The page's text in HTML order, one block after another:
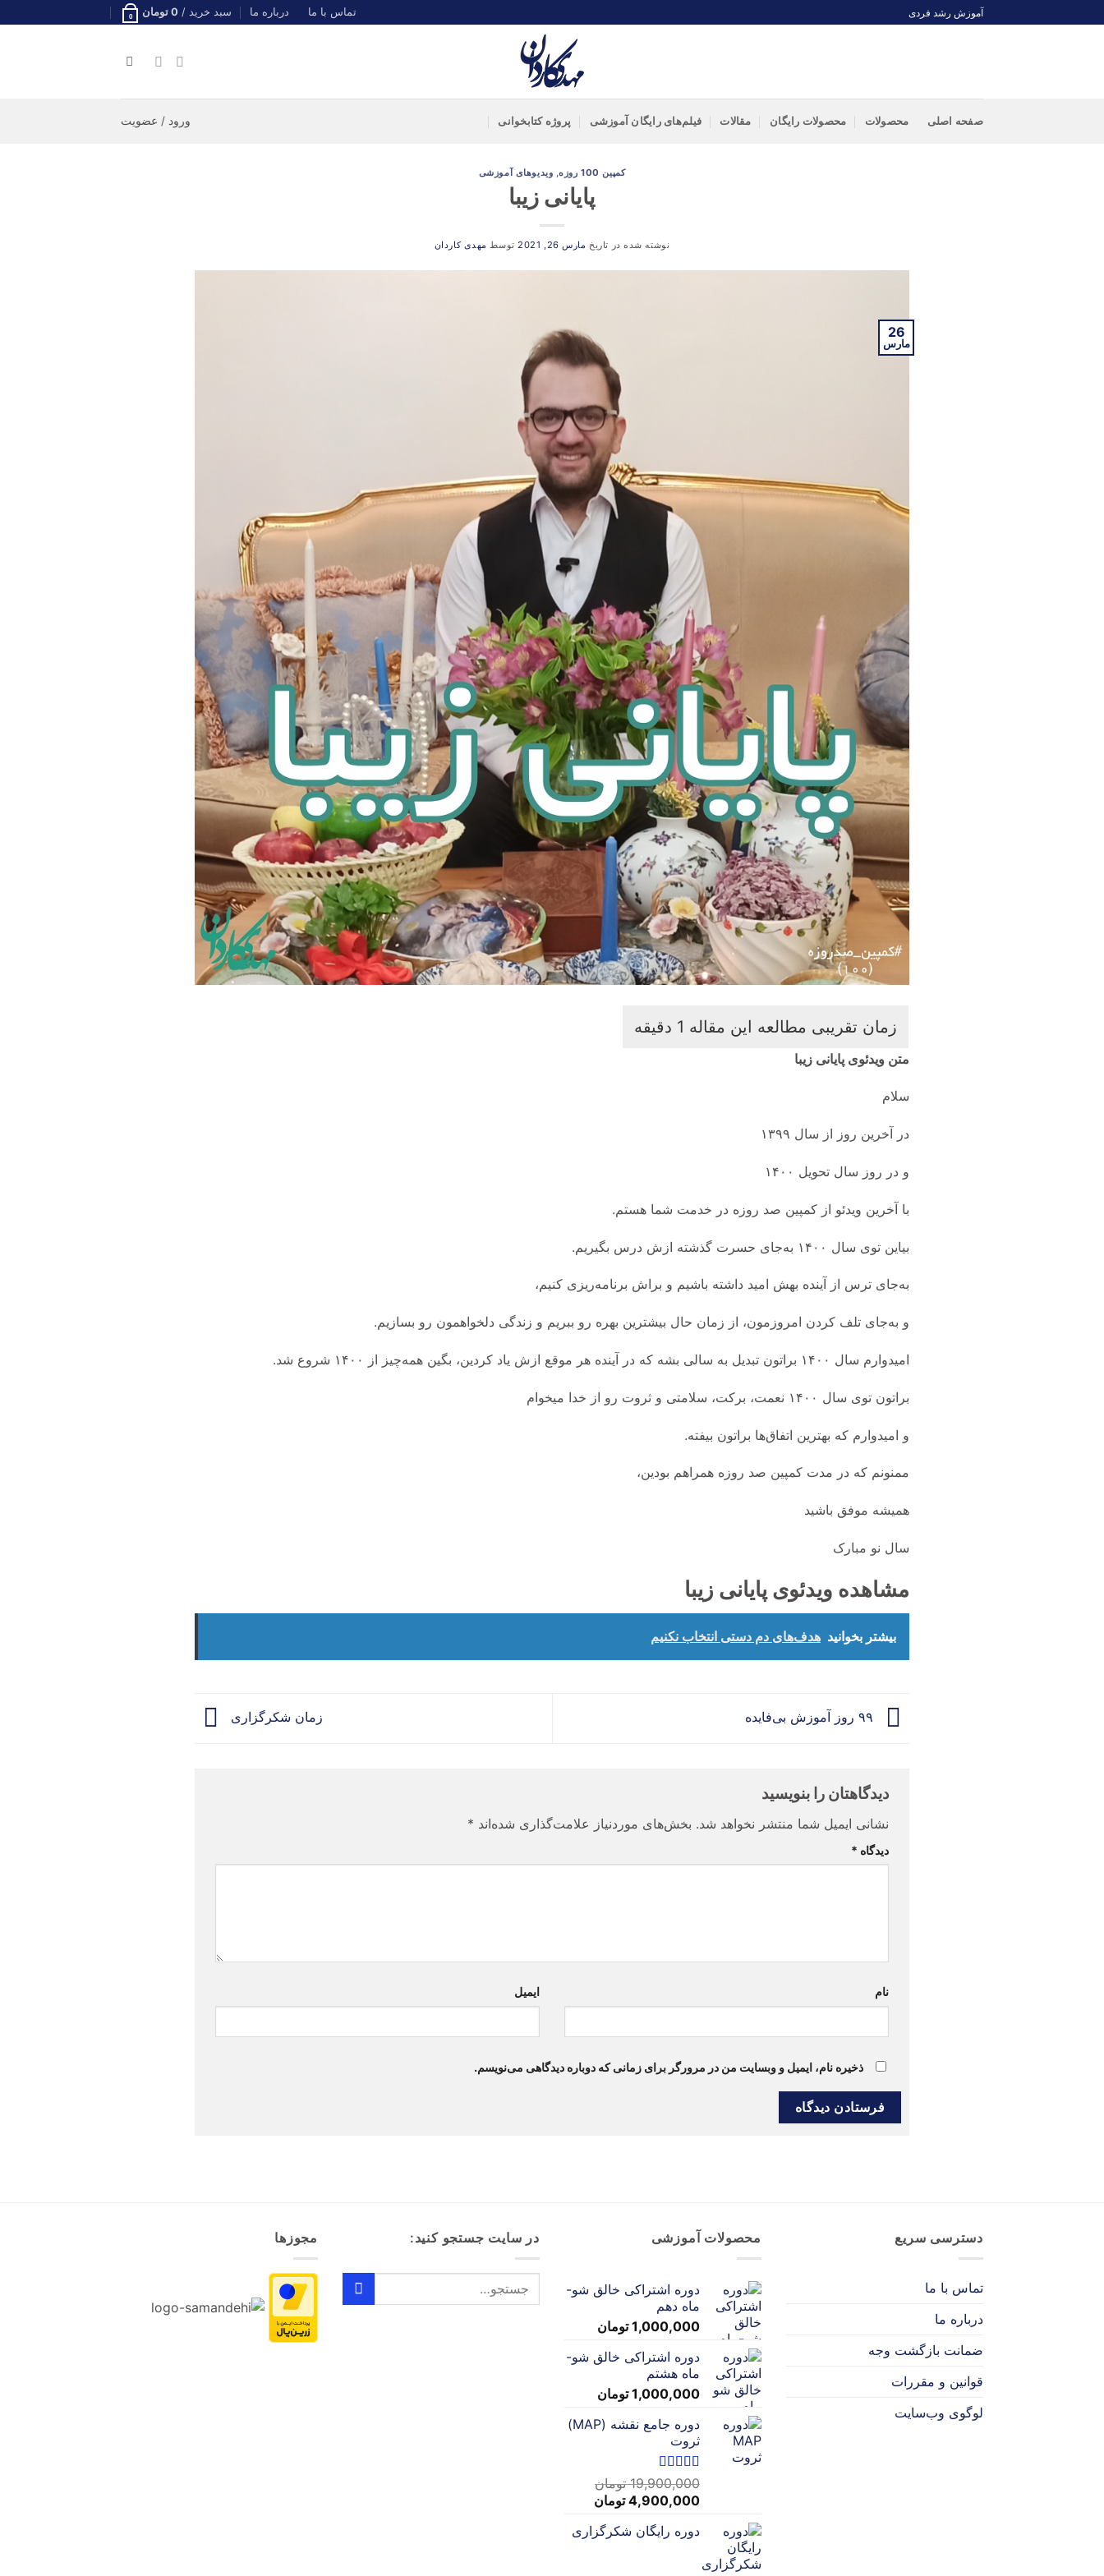
to
آموزش رشد فردی تماس با ما درباره ما سبد خرید / 0 تومان 0
صفحه اصلی محصولات محصولات رایگان مقالات فیلم‌های رایگان آموزشی پروژه کتابخوانی ورود / عضویت
کمپین 100 روزه , ویدیوهای آموزشی
پایانی زیبا
نوشته شده در تاریخ مارس 26, 2021 توسط مهدی کاردان
26
مارس
متن ویدئوی پایانی زیبا
سلام
در آخرین روز از سال ۱۳۹۹
و در روز سال تحویل ۱۴۰۰
با آخرین ویدئو از کمپین صد روزه در خدمت شما هستم.
بیاین توی سال ۱۴۰۰ به‌جای حسرت گذشته ازش درس بگیریم.
به‌جای ترس از آینده بهش امید داشته باشیم و براش برنامه‌ریزی کنیم،
و به‌جای تلف کردن امروزمون، از زمان حال بیشترین بهره رو ببریم و زندگی دلخواهمون رو بسازیم.
امیدوارم سال ۱۴۰۰ براتون تبدیل به سالی بشه که در آینده هر موقع ازش یاد کردین، بگین همه‌چیز از ۱۴۰۰ شروع شد.
براتون توی سال ۱۴۰۰ نعمت، برکت، سلامتی و ثروت رو از خدا میخوام
و امیدوارم که بهترین اتفاق‌ها براتون بیفته.
ممنونم که در مدت کمپین صد روزه همراهم بودین،
همیشه موفق باشید
سال نو مبارک
مشاهده ویدئوی پایانی زیبا
بیشتر بخوانید هدف‌های دم دستی انتخاب نکنیم
زمان شکرگزاری
دیدگاهتان را بنویسید
نشانی ایمیل شما منتشر نخواهد شد. بخش‌های موردنیاز علامت‌گذاری شده‌اند *
دیدگاه *
نام ایمیل
ذخیره نام، ایمیل و وبسایت من در مرورگر برای زمانی که دوباره دیدگاهی می‌نویسم.
دسترسی سریع
تماس با ما
درباره ما
ضمانت بازگشت وجه
قوانین و مقررات
لوگوی وب‌سایت
محصولات آموزشی
دوره اشتراکی خالق شو-
ماه دهم
1,000,000 تومان
دوره اشتراکی خالق شو-
ماه هشتم
1,000,000 تومان
دوره جامع نقشه (MAP)
ثروت
نمره5از 5
19,900,000 تومان
قیمت
19,900,000 تومان
4,900,000 تومان
4,900,000 تومان.دوره رایگان شکرگزاری
در سایت جستجو کنید: مجوزها